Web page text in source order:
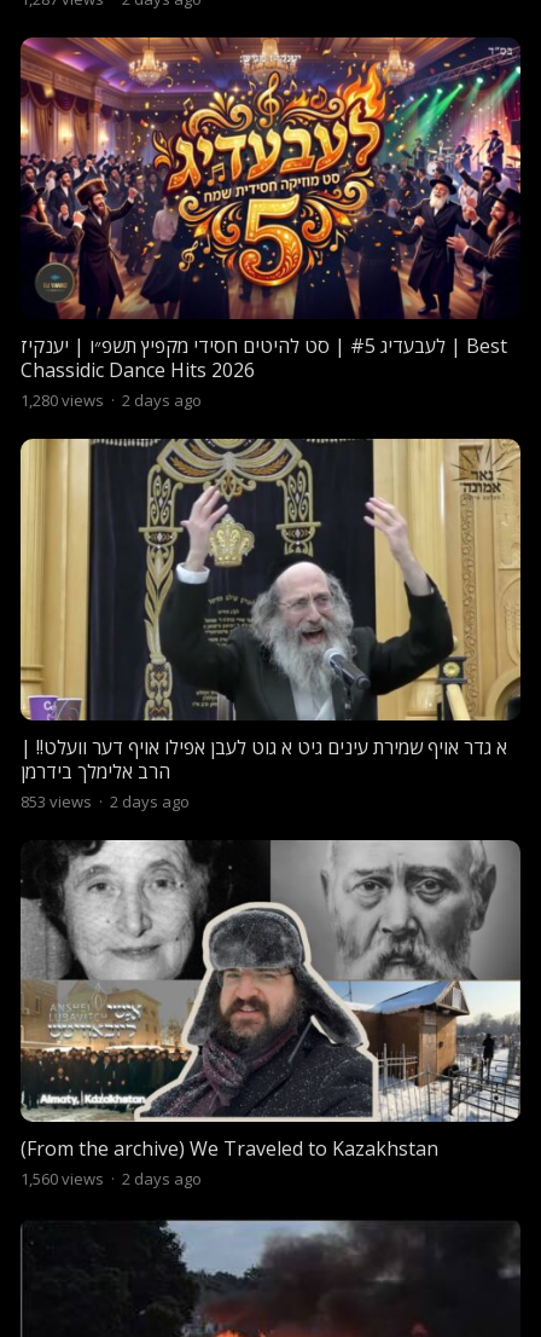
לעבעדיג #5 | סט להיטים חסידי מקפיץ תשפ״ו | יענקיז | Best
Chassidic Dance Hits 2026
1,280views · 2 days ago
א גדר אויף שמירת עינים גיט א גוט לעבן אפילו אויף דער וועלט!! |
הרב אלימלך בידרמן
853 views · 2 days ago
(From the archive) We Traveled to Kazakhstan
1,560views · 2 days ago